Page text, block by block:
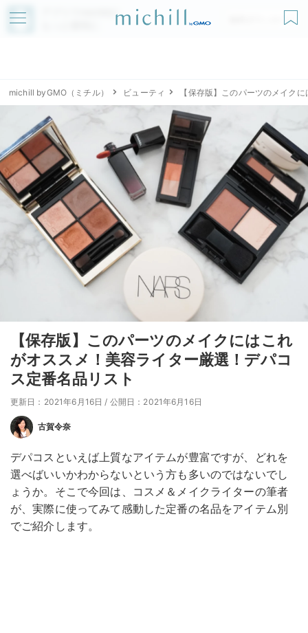
アプリでmichillが
無料ダウンロード
michill byGMO（ミチル） ビューティ 【保存版】このパーツのメイク
【保存版】このパーツのメイクにはこれ
がオススメ！美容ライター厳選！デパコ
ス定番名品リスト
更新日：2021年6月16日 / 公開日：2021年6月16日
古賀令奈
デパコスといえば上質なアイテムが豊富ですが、どれを
選べばいいかわからないという方も多いのではないでし
ょうか。そこで今回は、コスメ＆メイクライターの筆者
が、実際に使ってみて感動した定番の名品をアイテム別
でご紹介します。